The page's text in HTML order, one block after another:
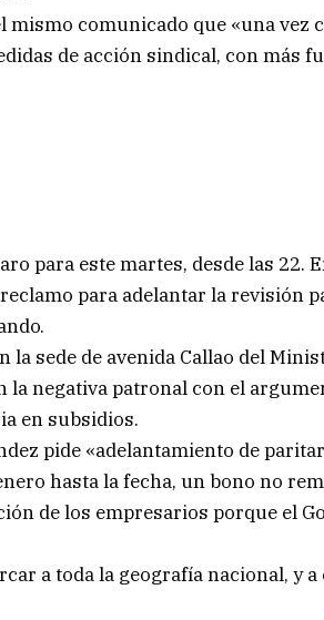
mismo comunicado que «una vez
de acción sindical, con más
para este martes, desde las 22.
para adelantar la revisión
la sede de avenida Callao del
negativa patronal con el
en subsidios.
pide «adelantamiento de
hasta la fecha, un bono no
de los empresarios porque el
a toda la geografía nacional, y